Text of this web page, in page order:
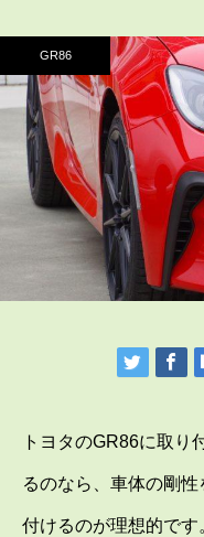
GR86
トヨタのGR86に取り
るのなら、車体の剛
付けるのが理想的です